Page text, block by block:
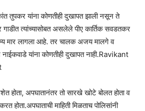
तुपकर यांना कोणतीही दुखापत झाली नसून ते
गाडीत त्यांच्यासोबत असलेले पीए कार्तिक सवडतकर
मार लागला आहे. तर चालक अजय मालगे व
यांना कोणतीही दुखापत नाही.Ravikant
होता, अपघातानंतर तो सारखे खोटे बोलत होता व
होता.अपघाताची माहिती मिळताच पोलिसांनी